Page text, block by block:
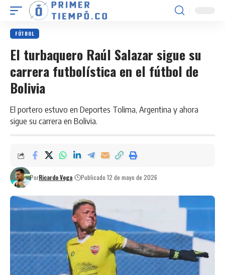
FÚTBOL
El turbaquero Raúl Salazar sigue su
carrera futbolística en el fútbol de
Bolivia
El portero estuvo en Deportes Tolima, Argentina y ahora
sigue su carrera en Bolivia.
PorRicardo Vega Publicado 12 de mayo de 2026